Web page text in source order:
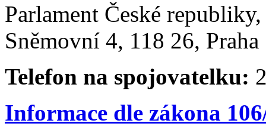
Parlament České
Sněmovní 4, 118 26,
Telefon na spojovatelku:
Informace dle zákona